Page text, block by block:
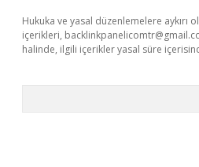
Hukuka ve yasal düzenlemelere aykırı
içerikleri,
halinde, ilgili içerikler yasal süre